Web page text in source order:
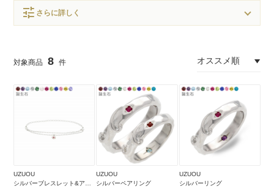
tune さらに詳しく
8
UZUOU
シルバーブレスレット&アン
UZUOU
シルバーペアリング
UZUOU
シルバーリング